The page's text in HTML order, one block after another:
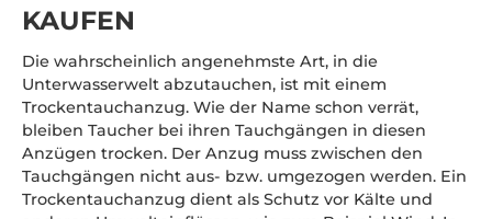
KAUFEN
Die wahrscheinlich angenehmste Art, in die
Unterwasserwelt abzutauchen, ist mit einem
Trockentauchanzug. Wie der Name schon verrät,
bleiben Taucher bei ihren Tauchgängen in diesen
Anzügen trocken. Der Anzug muss zwischen den
Tauchgängen nicht aus- bzw. umgezogen werden. Ein
Trockentauchanzug dient als Schutz vor Kälte und